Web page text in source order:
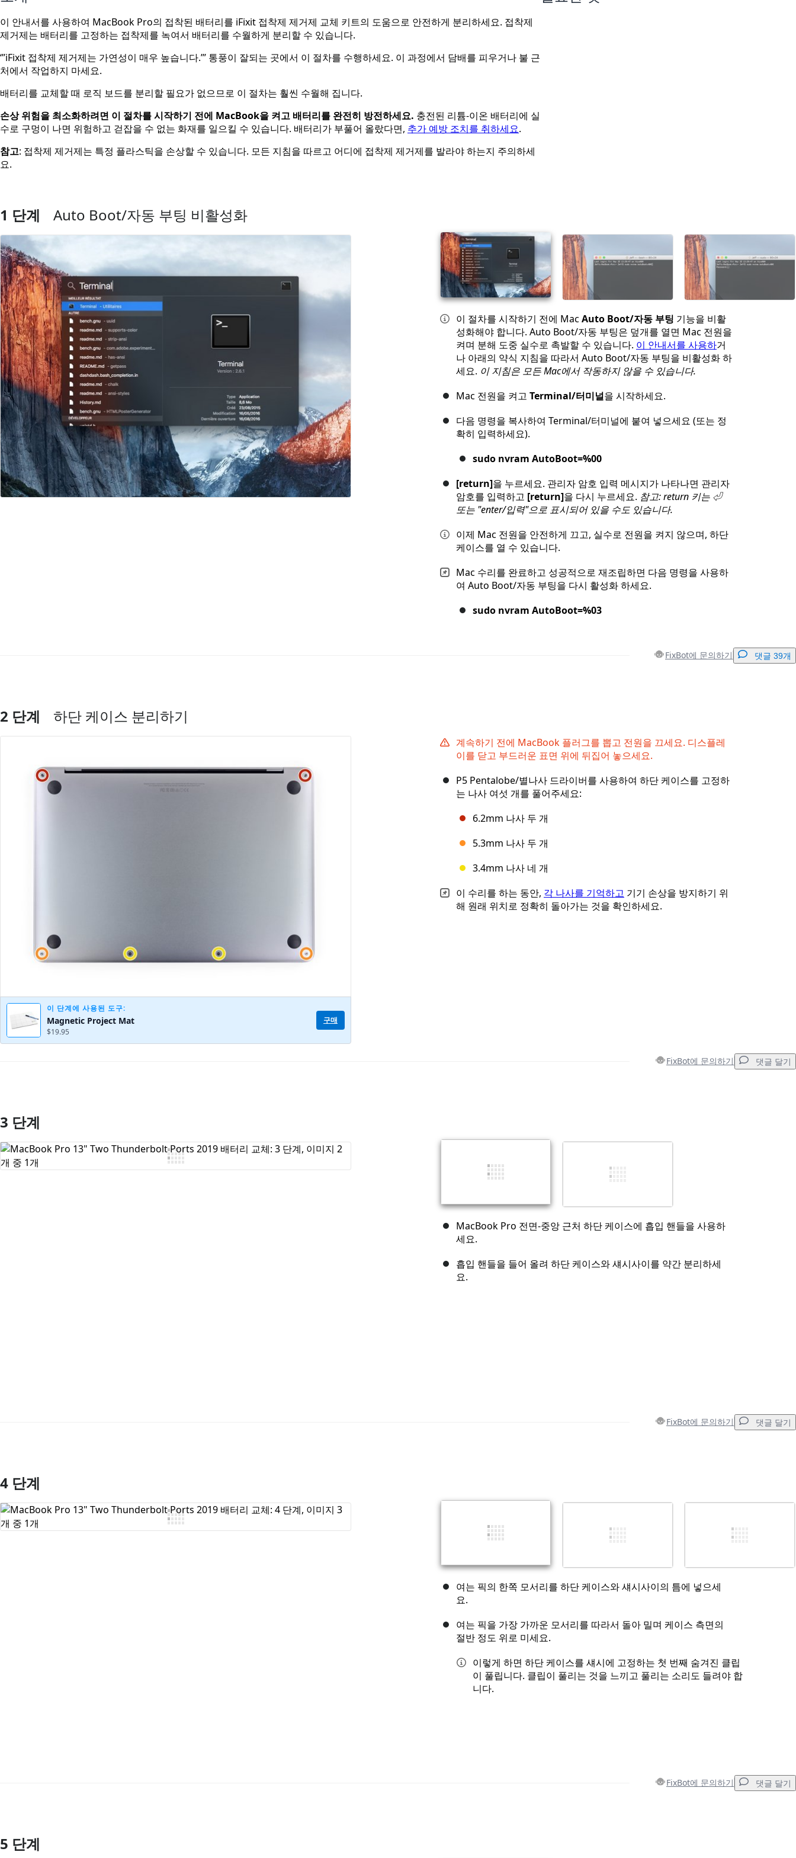
이 안내서를 사용하여 MacBook Pro의 접착된 배터리를 iFixit 접착제 제거제 교체 키트의 도움으로 안전하게 분리하세요. 접착제
제거제는 배터리를 고정하는 접착제를 녹여서 배터리를 수월하게 분리할 수 있습니다.
‘’’iFixit 접착제 제거제는 가연성이 매우 높습니다.’’’ 통풍이 잘되는 곳에서 이 절차를 수행하세요. 이 과정에서 담배를 피우거나 불 근
처에서 작업하지 마세요.
배터리를 교체할 때 로직 보드를 분리할 필요가 없으므로 이 절차는 훨씬 수월해 집니다.
손상 위험을 최소화하려면 이 절차를 시작하기 전에 MacBook을 켜고 배터리를 완전히 방전하세요. 충전된 리튬-이온 배터리에 실
수로 구멍이 나면 위험하고 걷잡을 수 없는 화재를 일으킬 수 있습니다. 배터리가 부풀어 올랐다면, 추가 예방 조치를 취하세요.
참고: 접착제 제거제는 특정 플라스틱을 손상할 수 있습니다. 모든 지침을 따르고 어디에 접착제 제거제를 발라야 하는지 주의하세
요.
1 단계 Auto Boot/자동 부팅 비활성화
이 절차를 시작하기 전에 Mac Auto Boot/자동 부팅 기능을 비활
성화해야 합니다. Auto Boot/자동 부팅은 덮개를 열면 Mac 전원을
켜며 분해 도중 실수로 촉발할 수 있습니다. 이 안내서를 사용하거
나 아래의 약식 지침을 따라서 Auto Boot/자동 부팅을 비활성화 하
세요. 이 지침은 모든 Mac에서 작동하지 않을 수 있습니다.
Mac 전원을 켜고 Terminal/터미널을 시작하세요.
다음 명령을 복사하여 Terminal/터미널에 붙여 넣으세요 (또는 정
확히 입력하세요).
sudo nvram AutoBoot=%00
[return]을 누르세요. 관리자 암호 입력 메시지가 나타나면 관리자
암호를 입력하고 [return]을 다시 누르세요. 참고: return 키는 ⏎
또는 "enter/입력"으로 표시되어 있을 수도 있습니다.
이제 Mac 전원을 안전하게 끄고, 실수로 전원을 켜지 않으며, 하단
케이스를 열 수 있습니다.
Mac 수리를 완료하고 성공적으로 재조립하면 다음 명령을 사용하
여 Auto Boot/자동 부팅을 다시 활성화 하세요.
sudo nvram AutoBoot=%03
FixBot에 문의하기 댓글 39개
댓글 쓰기
2 단계 하단 케이스 분리하기
이 단계에 사용된 도구:
Magnetic Project Mat
$19.95
구매
계속하기 전에 MacBook 플러그를 뽑고 전원을 끄세요. 디스플레
이를 닫고 부드러운 표면 위에 뒤집어 놓으세요.
P5 Pentalobe/별나사 드라이버를 사용하여 하단 케이스를 고정하
는 나사 여섯 개를 풀어주세요:
6.2mm 나사 두 개
5.3mm 나사 두 개
3.4mm 나사 네 개
이 수리를 하는 동안, 각 나사를 기억하고 기기 손상을 방지하기 위
해 원래 위치로 정확히 돌아가는 것을 확인하세요.
FixBot에 문의하기 댓글 달기
댓글 쓰기
3 단계
MacBook Pro 전면-중앙 근처 하단 케이스에 흡입 핸들을 사용하
세요.
흡입 핸들을 들어 올려 하단 케이스와 섀시사이를 약간 분리하세
요.
FixBot에 문의하기 댓글 달기
댓글 쓰기
댓글 달기
4 단계
여는 픽의 한쪽 모서리를 하단 케이스와 섀시사이의 틈에 넣으세
요.
여는 픽을 가장 가까운 모서리를 따라서 돌아 밀며 케이스 측면의
절반 정도 위로 미세요.
이렇게 하면 하단 케이스를 섀시에 고정하는 첫 번째 숨겨진 클립
이 풀립니다. 클립이 풀리는 것을 느끼고 풀리는 소리도 들려야 합
니다.
FixBot에 문의하기 댓글 달기
댓글 쓰기
5 단계